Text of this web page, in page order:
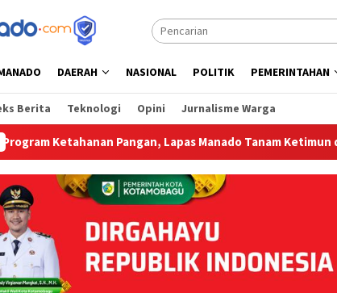
DAERAH NASIONAL POLITIK PEMERINTAHAN
Berita Teknologi Opini Jurnalisme Warga
Pangan, Lapas Manado Tanam Ketimun di Area SAE